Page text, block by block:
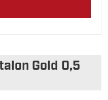
Gold 0,5